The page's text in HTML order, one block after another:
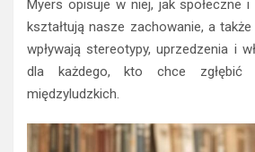
Myers opisuje w niej, jak społeczne
kształtują nasze zachowanie, a
wpływają stereotypy, uprzedzenia i
dla każdego, kto chce zgłębić
międzyludzkich.